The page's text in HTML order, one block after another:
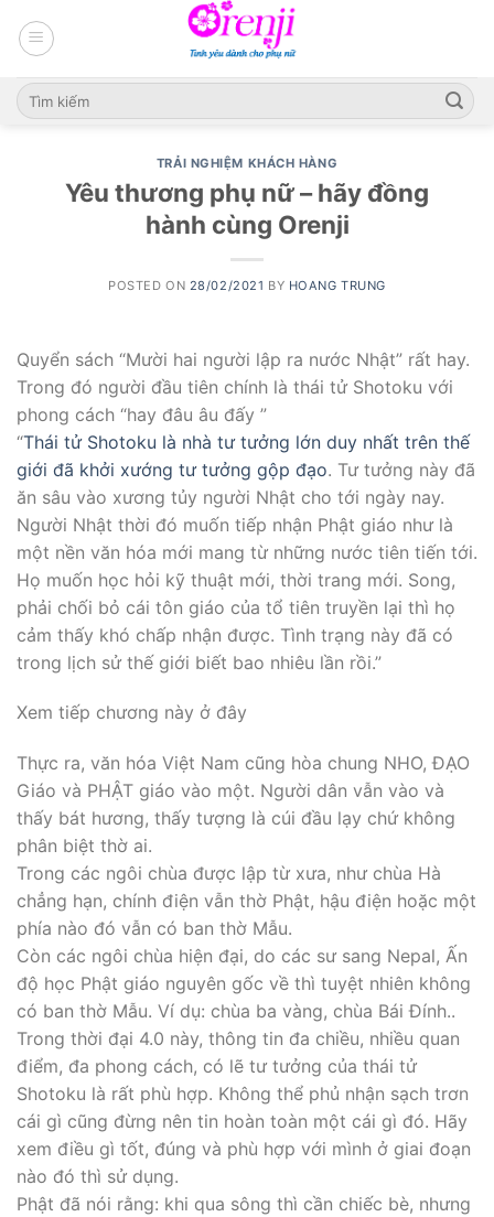
TRẢI NGHIỆM KHÁCH HÀNG
Yêu thương phụ nữ – hãy đồng
hành cùng Orenji
POSTED ON 28/02/2021 BY HOANG TRUNG
Quyển sách “Mười hai người lập ra nước Nhật” rất hay.
Trong đó người đầu tiên chính là thái tử Shotoku với
phong cách “hay đâu âu đấy ”
“Thái tử Shotoku là nhà tư tưởng lớn duy nhất trên thế
giới đã khởi xướng tư tưởng gộp đạo. Tư tưởng này đã
ăn sâu vào xương tủy người Nhật cho tới ngày nay.
Người Nhật thời đó muốn tiếp nhận Phật giáo như là
một nền văn hóa mới mang từ những nước tiên tiến tới.
Họ muốn học hỏi kỹ thuật mới, thời trang mới. Song,
phải chối bỏ cái tôn giáo của tổ tiên truyền lại thì họ
cảm thấy khó chấp nhận được. Tình trạng này đã có
trong lịch sử thế giới biết bao nhiêu lần rồi.”
Xem tiếp chương này ở đây
Thực ra, văn hóa Việt Nam cũng hòa chung NHO, ĐẠO
Giáo và PHẬT giáo vào một. Người dân vẫn vào và
thấy bát hương, thấy tượng là cúi đầu lạy chứ không
phân biệt thờ ai.
Trong các ngôi chùa được lập từ xưa, như chùa Hà
chẳng hạn, chính điện vẫn thờ Phật, hậu điện hoặc một
phía nào đó vẫn có ban thờ Mẫu.
Còn các ngôi chùa hiện đại, do các sư sang Nepal, Ấn
độ học Phật giáo nguyên gốc về thì tuyệt nhiên không
có ban thờ Mẫu. Ví dụ: chùa ba vàng, chùa Bái Đính..
Trong thời đại 4.0 này, thông tin đa chiều, nhiều quan
điểm, đa phong cách, có lẽ tư tưởng của thái tử
Shotoku là rất phù hợp. Không thể phủ nhận sạch trơn
cái gì cũng đừng nên tin hoàn toàn một cái gì đó. Hãy
xem điều gì tốt, đúng và phù hợp với mình ở giai đoạn
nào đó thì sử dụng.
Phật đã nói rằng: khi qua sông thì cần chiếc bè, nhưng